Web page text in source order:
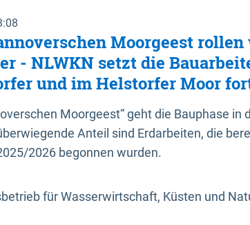
Moorgeest rollen
- NLWKN setzt die
und im Helstorfer Moor
Moorgeest“ geht die Bauphase in
Anteil sind Erdarbeiten, die
2026 begonnen wurden.
für Wasserwirtschaft, Küsten und